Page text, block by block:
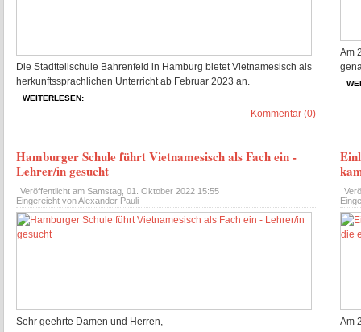
Die Stadtteilschule Bahrenfeld in Hamburg bietet Vietnamesisch als
herkunftssprachlichen Unterricht ab Februar 2023 an.
WEITERLESEN:
Kommentar (0)
Am
Hamburger Schule führt Vietnamesisch als Fach ein -
Lehrer/in gesucht
Veröffentlicht am Samstag, 01. Oktober 2022 15:55
Eingereicht von Alexander Pauli
Sehr geehrte Damen und Herren,
Am